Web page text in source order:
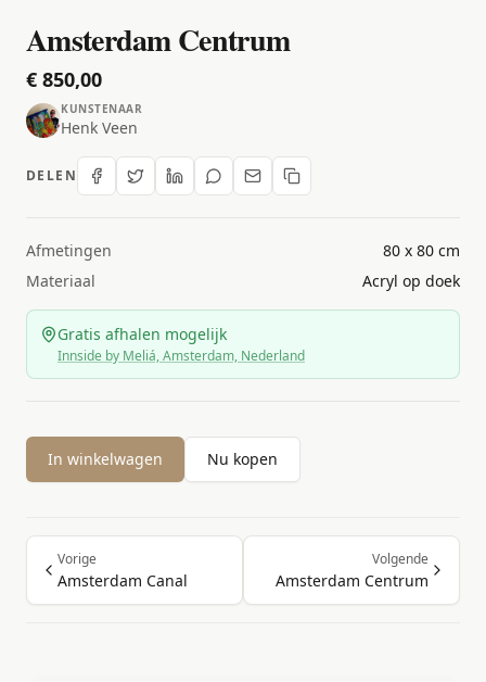
Amsterdam Centrum
€ 850,00
KUNSTENAAR
Henk Veen
DELEN
Afmetingen
80 x 80 cm
Materiaal
Acryl op doek
Gratis afhalen mogelijk
Innside by Meliá, Amsterdam, Nederland
In winkelwagen Nu kopen
Vorige
Amsterdam Canal
Volgende
Amsterdam Centrum